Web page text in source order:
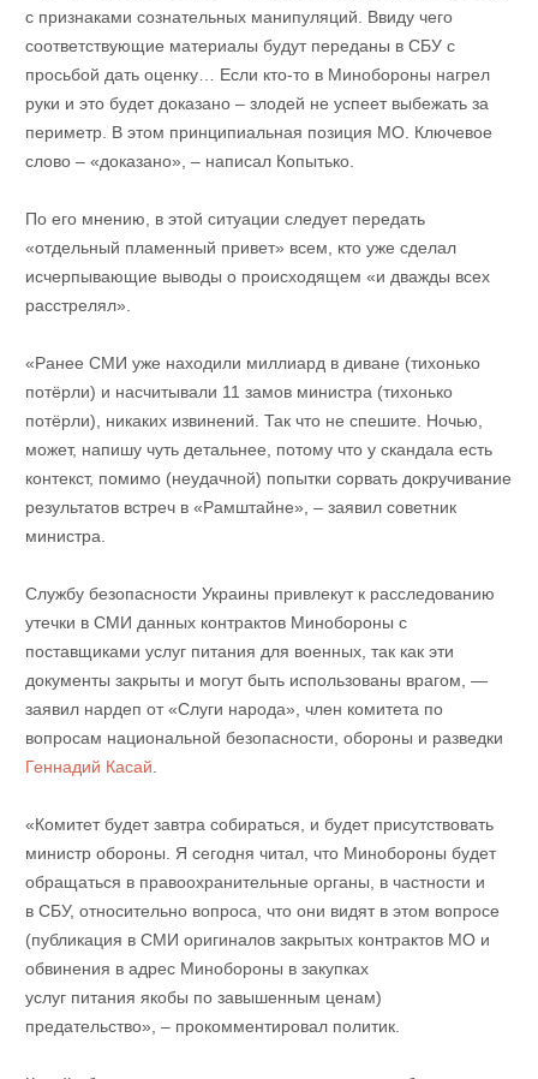
с признаками сознательных манипуляций. Ввиду чего
соответствующие материалы будут переданы в СБУ с
просьбой дать оценку… Если кто-то в Минобороны нагрел
руки и это будет доказано – злодей не успеет выбежать за
периметр. В этом принципиальная позиция МО. Ключевое
слово – «доказано», – написал Копытько.
По его мнению, в этой ситуации следует передать
«отдельный пламенный привет» всем, кто уже сделал
исчерпывающие выводы о происходящем «и дважды всех
расстрелял».
«Ранее СМИ уже находили миллиард в диване (тихонько
потёрли) и насчитывали 11 замов министра (тихонько
потёрли), никаких извинений. Так что не спешите. Ночью,
может, напишу чуть детальнее, потому что у скандала есть
контекст, помимо (неудачной) попытки сорвать докручивание
результатов встреч в «Рамштайне», – заявил советник
министра.
Службу безопасности Украины привлекут к расследованию
утечки в СМИ данных контрактов Минобороны с
поставщиками услуг питания для военных, так как эти
документы закрыты и могут быть использованы врагом, —
заявил нардеп от «Слуги народа», член комитета по
вопросам национальной безопасности, обороны и разведки
Геннадий Касай.
«Комитет будет завтра собираться, и будет присутствовать
министр обороны. Я сегодня читал, что Минобороны будет
обращаться в правоохранительные органы, в частности и
в СБУ, относительно вопроса, что они видят в этом вопросе
(публикация в СМИ оригиналов закрытых контрактов МО и
обвинения в адрес Минобороны в закупках
услуг питания якобы по завышенным ценам)
предательство», – прокомментировал политик.